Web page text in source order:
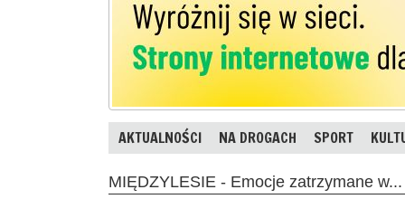
AKTUALNOŚCI NA DROGACH SPORT
MIĘDZYLESIE - Emocje zatrzymane